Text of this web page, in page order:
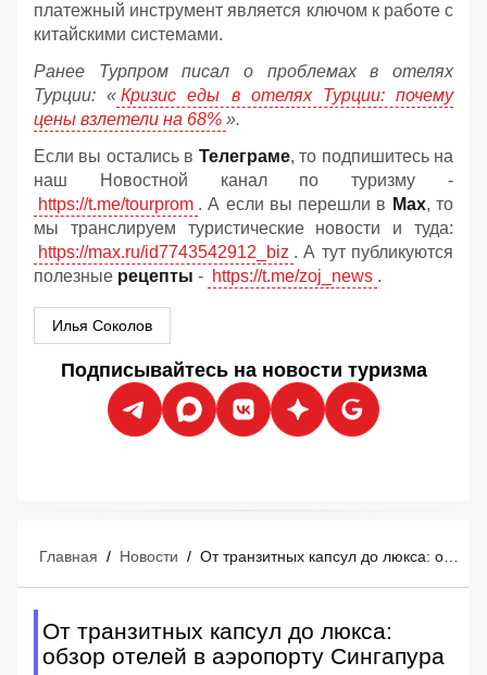
платежный инструмент является ключом к работе с
китайскими системами.
Ранее Турпром писал о проблемах в отелях
Турции: « Кризис еды в отелях Турции: почему
цены взлетели на 68% ».
Если вы остались в Телеграме, то подпишитесь на
наш Новостной канал по туризму -
https://t.me/tourprom . А если вы перешли в Мах, то
мы транслируем туристические новости и туда:
https://max.ru/id7743542912_biz . А тут публикуются
полезные рецепты - https://t.me/zoj_news .
Илья Соколов
Подписывайтесь на новости туризма
Главная / Новости / От транзитных капсул до люкса: обзор отелей в аэропорту Сингапура
От транзитных капсул до люкса:
обзор отелей в аэропорту Сингапура